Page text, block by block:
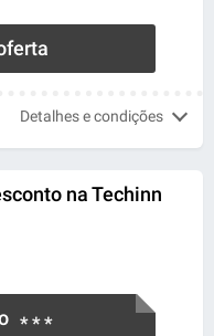
Detalhes e condições
na Techinn
* * *